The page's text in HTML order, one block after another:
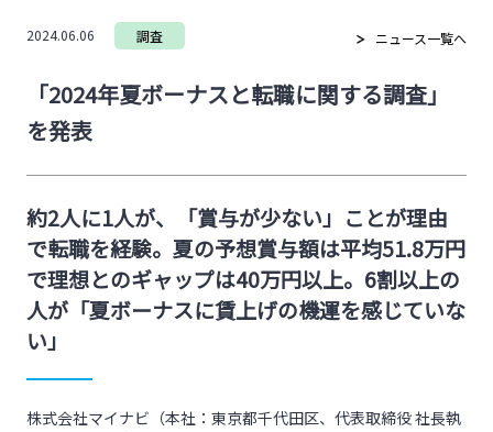
2024.06.06 調査 ニュース一覧へ
「2024年夏ボーナスと転職に関する調査」
を発表
約2人に1人が、「賞与が少ない」ことが理由
で転職を経験。夏の予想賞与額は平均51.8万円
で理想とのギャップは40万円以上。6割以上の
人が「夏ボーナスに賃上げの機運を感じていな
い」
株式会社マイナビ（本社：東京都千代田区、代表取締役 社長執